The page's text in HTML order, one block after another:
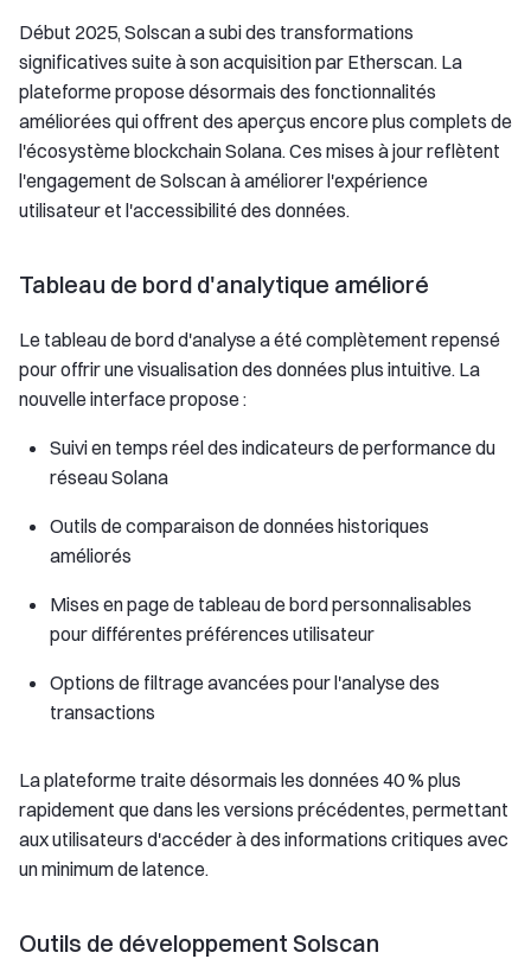
Début 2025, Solscan a subi des transformations
significatives suite à son acquisition par Etherscan. La
plateforme propose désormais des fonctionnalités
améliorées qui offrent des aperçus encore plus complets de
l'écosystème blockchain Solana. Ces mises à jour reflètent
l'engagement de Solscan à améliorer l'expérience
utilisateur et l'accessibilité des données.
Tableau de bord d'analytique amélioré
Le tableau de bord d'analyse a été complètement repensé
pour offrir une visualisation des données plus intuitive. La
nouvelle interface propose :
Suivi en temps réel des indicateurs de performance du
réseau Solana
Outils de comparaison de données historiques
améliorés
Mises en page de tableau de bord personnalisables
pour différentes préférences utilisateur
Options de filtrage avancées pour l'analyse des
transactions
La plateforme traite désormais les données 40 % plus
rapidement que dans les versions précédentes, permettant
aux utilisateurs d'accéder à des informations critiques avec
un minimum de latence.
Outils de développement Solscan